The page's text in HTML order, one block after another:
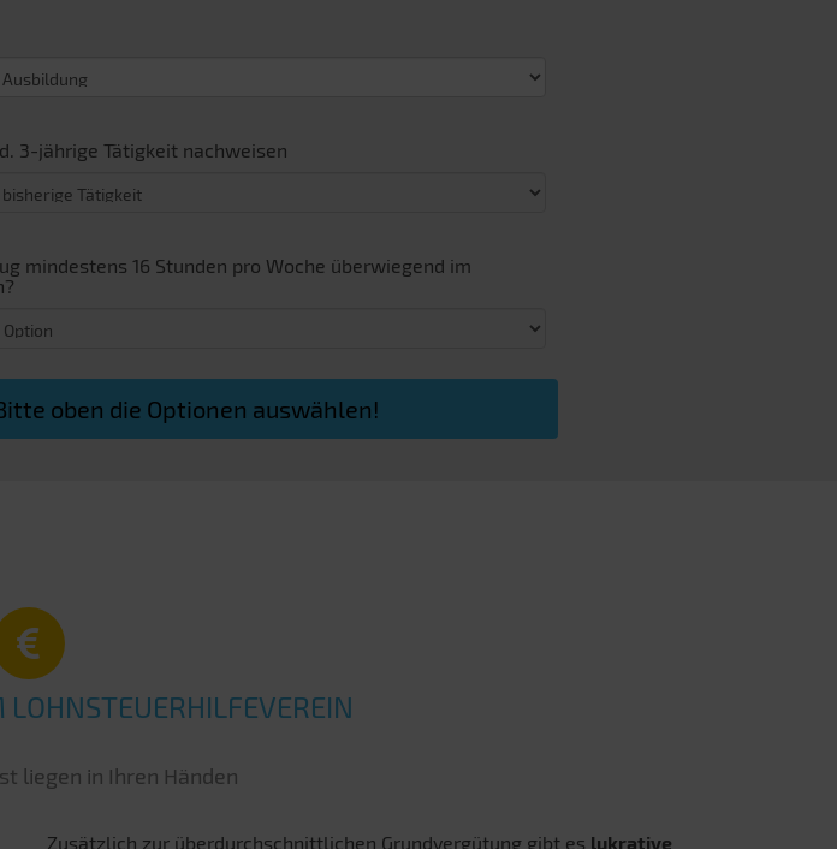
3-jährige Tätigkeit nachweisen
mindestens 16 Stunden pro Woche überwiegend im
oben die Optionen auswählen!
liegen in Ihren Händen
Zusätzlich zur überdurchschnittlichen Grundvergütung gibt es lukrative